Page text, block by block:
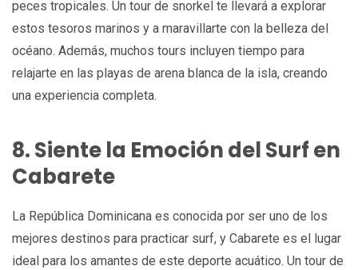
peces tropicales. Un tour de snorkel te llevará a explorar
estos tesoros marinos y a maravillarte con la belleza del
océano. Además, muchos tours incluyen tiempo para
relajarte en las playas de arena blanca de la isla, creando
una experiencia completa.
8. Siente la Emoción del Surf en
Cabarete
La República Dominicana es conocida por ser uno de los
mejores destinos para practicar surf, y Cabarete es el lugar
ideal para los amantes de este deporte acuático. Un tour de